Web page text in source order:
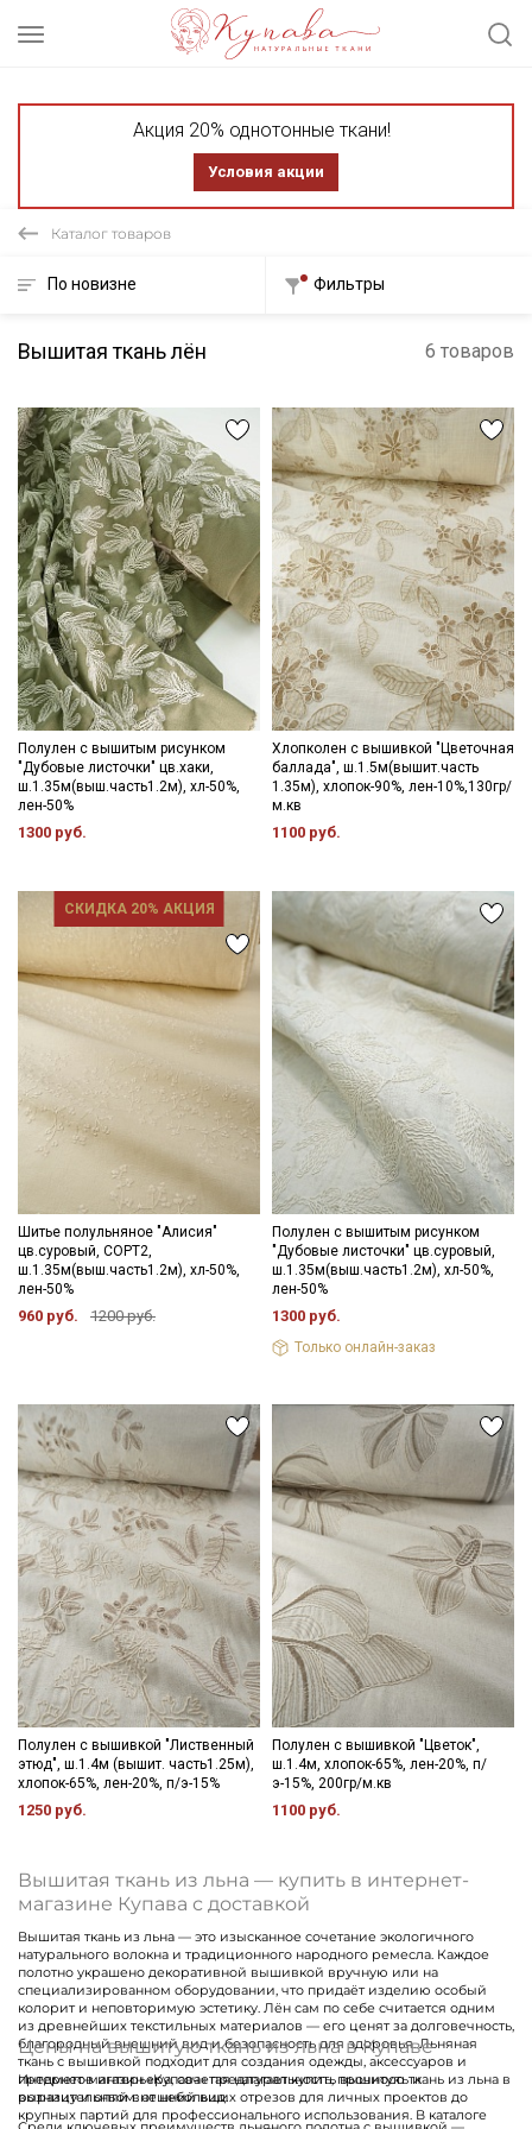
Акция 20% однотонные ткани!
Условия акции
Каталог товаров
По новизне Фильтры
Вышитая ткань лён 6 товаров
Полулен с вышитым рисунком
"Дубовые листочки" цв.хаки,
ш.1.35м(выш.часть1.2м), хл-50%,
лен-50%
1300 руб.
Хлопколен с вышивкой "Цветочная
баллада", ш.1.5м(вышит.часть
1.35м), хлопок-90%, лен-10%,130гр/
м.кв
1100 руб.
СКИДКА 20% АКЦИЯ
Шитье полульняное "Алисия"
цв.суровый, СОРТ2,
ш.1.35м(выш.часть1.2м), хл-50%,
лен-50%
960 руб. 1200 руб.
Полулен с вышитым рисунком
"Дубовые листочки" цв.суровый,
ш.1.35м(выш.часть1.2м), хл-50%,
лен-50%
1300 руб.
Только онлайн-заказ
Полулен с вышивкой "Лиственный
этюд", ш.1.4м (вышит. часть1.25м),
хлопок-65%, лен-20%, п/э-15%
1250 руб.
Полулен с вышивкой "Цветок",
ш.1.4м, хлопок-65%, лен-20%, п/
э-15%, 200гр/м.кв
1100 руб.
Вышитая ткань из льна — купить в интернет-
магазине Купава с доставкой
Вышитая ткань из льна — это изысканное сочетание экологичного
натурального волокна и традиционного народного ремесла. Каждое
полотно украшено декоративной вышивкой вручную или на
специализированном оборудовании, что придаёт изделию особый
колорит и неповторимую эстетику. Лён сам по себе считается одним
из древнейших текстильных материалов — его ценят за долговечность,
благородный внешний вид и безопасность для здоровья. Льняная
ткань с вышивкой подходит для создания одежды, аксессуаров и
предметов интерьера, сочетая натуральность, прочность и
выразительный внешний вид.
Цены на вышитую ткань из льна в Купаве
Интернет-магазин «Купава» предлагает купить вышитую ткань из льна в
розницу и оптом: от небольших отрезов для личных проектов до
крупных партий для профессионального использования. В каталоге
Секретная рассылка от Купава
категории тканей
Электронная почта
Подписаться
Ознакомлен(а) сПолитикой обработки персональных
данныхи даю
Согласие на обработку персональных
данных
ДаюСогласие на получение рекламных и
информационных рассылок